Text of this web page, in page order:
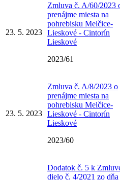
23. 5. 2023
Zmluva č. A/60/2023
prenájme miesta na
pohrebisku Melčice-
Lieskové - Cintorín
Lieskové
2023/61
23. 5. 2023
Zmluva č. A/8/2023 o
prenájme miesta na
pohrebisku Melčice-
Lieskové - Cintorín
Lieskové
2023/60
Dodatok č. 5 k
dielo č. 4/2021 zo dňa